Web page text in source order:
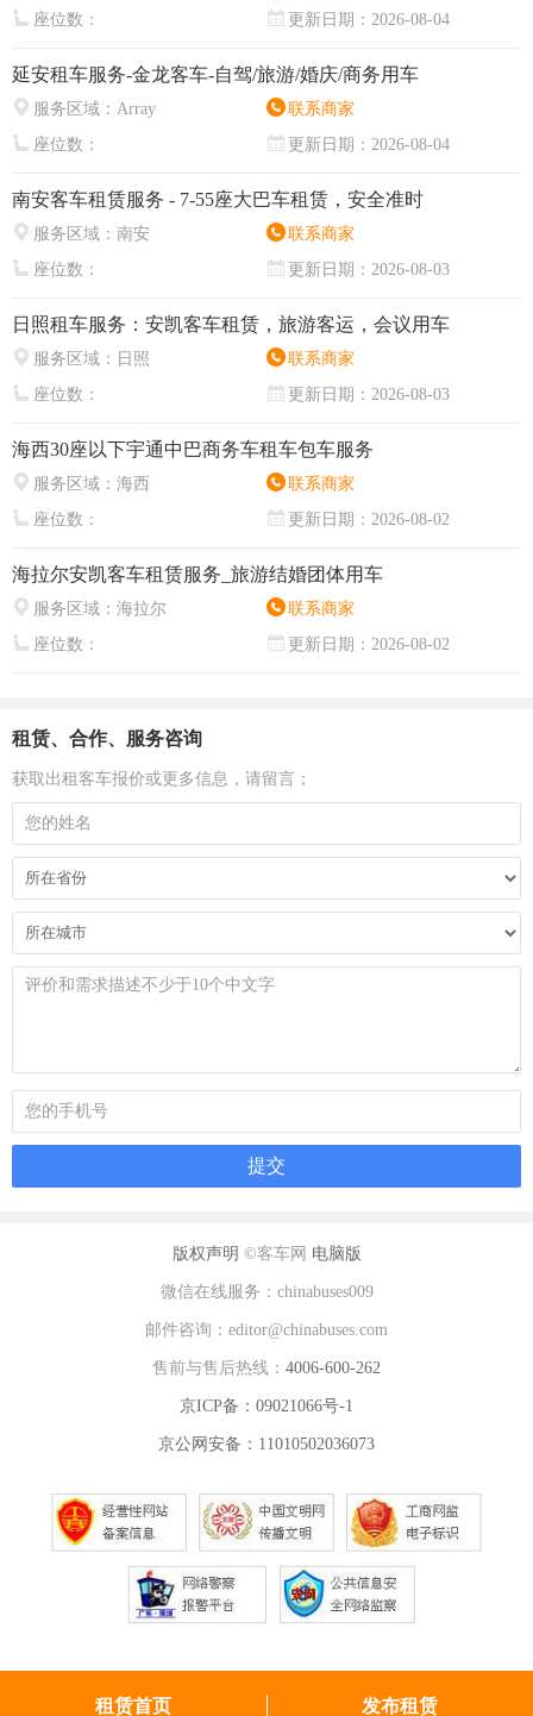
租赁首页 发布租赁
座位数：
更新日期： 2026-08-04
延安租车服务-金龙客车-自驾/旅游/婚庆/商务用车
服务区域： Array
联系商家
座位数：
更新日期： 2026-08-04
南安客车租赁服务 - 7-55座大巴车租赁，安全准时
服务区域： 南安
联系商家
座位数：
更新日期： 2026-08-03
日照租车服务：安凯客车租赁，旅游客运，会议用车
服务区域： 日照
联系商家
座位数：
更新日期： 2026-08-03
海西30座以下宇通中巴商务车租车包车服务
服务区域： 海西
联系商家
座位数：
更新日期： 2026-08-02
海拉尔安凯客车租赁服务_旅游结婚团体用车
服务区域： 海拉尔
联系商家
座位数：
更新日期： 2026-08-02
租赁、合作、服务咨询
获取出租客车报价或更多信息，请留言；
版权声明 ©客车网 电脑版
微信在线服务：chinabuses009
邮件咨询：editor@chinabuses.com
售前与售后热线： 4006-600-262
京ICP备：09021066号-1
京公网安备：11010502036073